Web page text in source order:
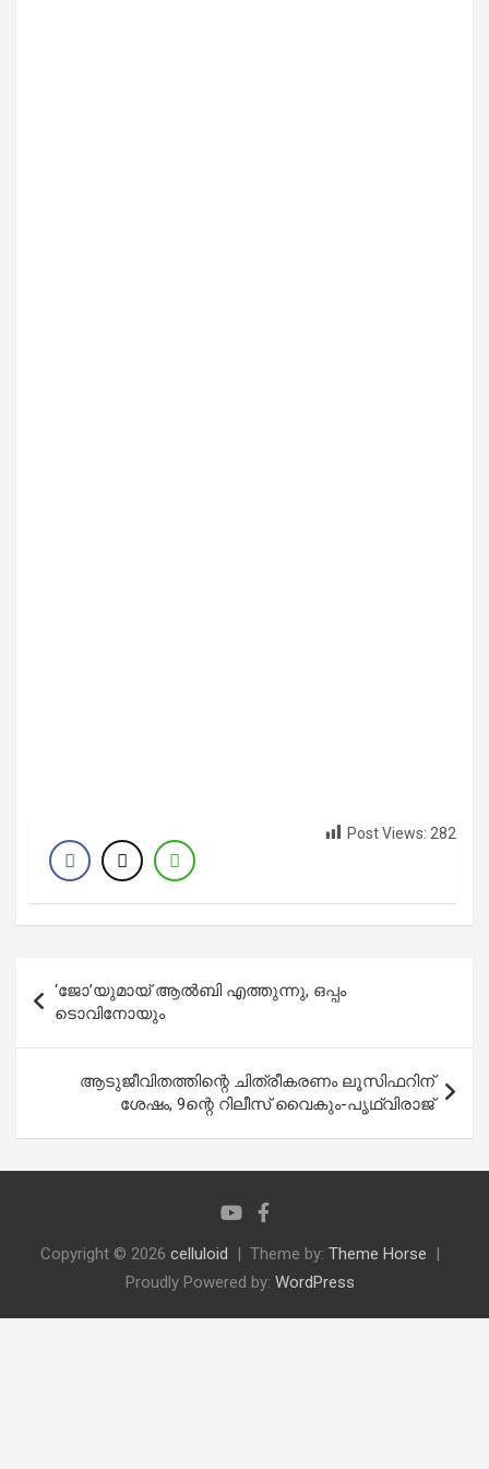
Post Views: 282
navigation
‘ജോ’യുമായ് ആല്‍ബി എത്തുന്നു, ഒപ്പം
ടൊവിനോയും
ആടുജീവിതത്തിന്റെ ചിത്രീകരണം ലൂസിഫറിന്
ശേഷം, 9ന്റെ റിലീസ് വൈകും-പൃഥ്വിരാജ്
Copyright © 2026 celluloid Theme by: Theme Horse
Proudly Powered by: WordPress